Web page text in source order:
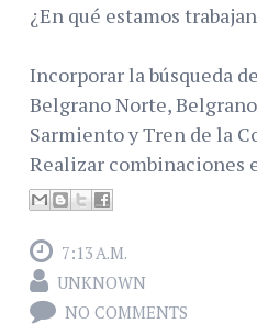
¿En qué estamos
Incorporar la búsqueda
Belgrano Norte,
Sarmiento y Tren de la
Realizar combinaciones
7:13 A.M.
UNKNOWN
NO COMMENTS